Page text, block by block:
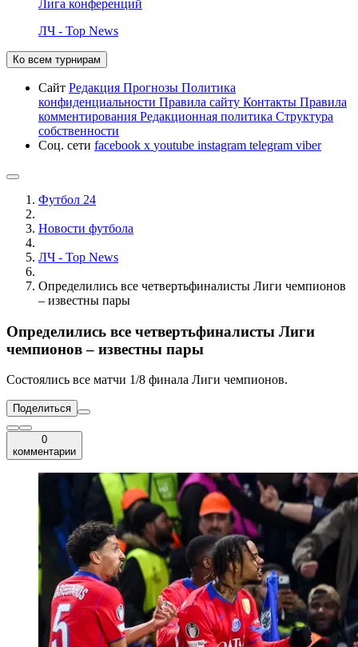
Лига конференций
ЛЧ - Top News
Ко всем турнирам
Сайт Редакция Прогнозы Политика
конфиденциальности Правила сайту Контакты Правила
комментирования Редакционная политика Структура
собственности
Соц. сети facebook x youtube instagram telegram viber
Футбол 24
Новости футбола
ЛЧ - Top News
Определились все четвертьфиналисты Лиги чемпионов
– известны пары
Определились все четвертьфиналисты Лиги
чемпионов – известны пары
Состоялись все матчи 1/8 финала Лиги чемпионов.
Поделиться
0
комментарии